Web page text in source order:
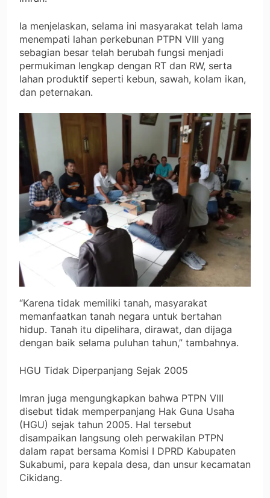
Ia menjelaskan, selama ini masyarakat telah lama
menempati lahan perkebunan PTPN VIII yang
sebagian besar telah berubah fungsi menjadi
permukiman lengkap dengan RT dan RW, serta
lahan produktif seperti kebun, sawah, kolam ikan,
dan peternakan.
“Karena tidak memiliki tanah, masyarakat
memanfaatkan tanah negara untuk bertahan
hidup. Tanah itu dipelihara, dirawat, dan dijaga
dengan baik selama puluhan tahun,” tambahnya.
HGU Tidak Diperpanjang Sejak 2005
Imran juga mengungkapkan bahwa PTPN VIII
disebut tidak memperpanjang Hak Guna Usaha
(HGU) sejak tahun 2005. Hal tersebut
disampaikan langsung oleh perwakilan PTPN
dalam rapat bersama Komisi I DPRD Kabupaten
Sukabumi, para kepala desa, dan unsur kecamatan
Cikidang.